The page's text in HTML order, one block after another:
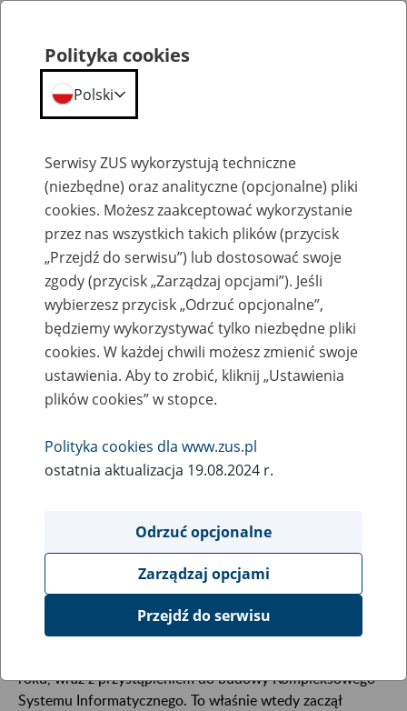
ZUS na głos - podcasty
To proste: 25 razy 25 na
arytmometrze
29
Matematyk i historyk informatyki, a także kolekcjoner
dawnych maszyn do liczenia, profesor Maciej M. Sysło
opowiada w nim między innymi o tym, jak się dawniej
liczyło i zapisywało dane.
roku, wraz z przystąpieniem do budowy Kompleksowego
Systemu Informatycznego. To właśnie wtedy zaczął
Polityka cookies
Polski
Serwisy ZUS wykorzystują techniczne
(niezbędne) oraz analityczne (opcjonalne) pliki
cookies. Możesz zaakceptować wykorzystanie
przez nas wszystkich takich plików (przycisk
„Przejdź do serwisu”) lub dostosować swoje
zgody (przycisk „Zarządzaj opcjami”). Jeśli
wybierzesz przycisk „Odrzuć opcjonalne”,
będziemy wykorzystywać tylko niezbędne pliki
cookies. W każdej chwili możesz zmienić swoje
ustawienia. Aby to zrobić, kliknij „Ustawienia
plików cookies” w stopce.
Polityka cookies dla www.zus.pl
ostatnia aktualizacja 19.08.2024 r.
Odrzuć opcjonalne
Zarządzaj opcjami
Przejdź do serwisu